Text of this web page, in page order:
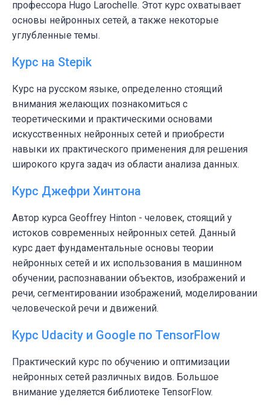
профессора Hugo Larochelle. Этот курс охватывает
основы нейронных сетей, а также некоторые
углубленные темы.
Курс на Stepik
Курс на русском языке, определенно стоящий
внимания желающих познакомиться с
теоретическими и практическими основами
искусственных нейронных сетей и приобрести
навыки их практического применения для решения
широкого круга задач из области анализа данных.
Курс Джефри Хинтона
Автор курса Geoffrey Hinton - человек, стоящий у
истоков современных нейронных сетей. Данный
курс дает фундаментальные основы теории
нейронных сетей и их использования в машинном
обучении, распознавании объектов, изображений и
речи, сегментировании изображений, моделировании
человеческой речи и движений.
Курс Udacity и Google по TensorFlow
Практический курс по обучению и оптимизации
нейронных сетей различных видов. Большое
внимание уделяется библиотеке TensorFlow.